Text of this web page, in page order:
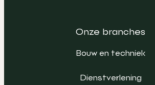
Onze branches
Bouw en techniek
Dienstverlening